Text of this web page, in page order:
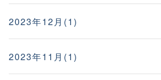
2023年12月(1)
2023年11月(1)